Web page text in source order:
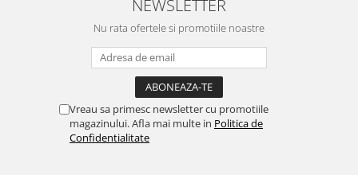
NEWSLETTER
Nu rata ofertele si promotiile noastre
Vreau sa primesc newsletter cu promotiile
magazinului. Afla mai multe in Politica de
Confidentialitate